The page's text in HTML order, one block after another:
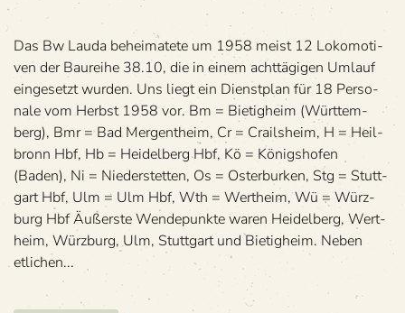
38
Bw Lauda
Das Bw Lauda behei­ma­tete um 1958 meist 12 Loko­mo­ti­
ven der Bau­reihe 38.10, die in einem acht­tä­gi­gen Umlauf
ein­ge­setzt wur­den. Uns liegt ein Dienst­plan für 18 Per­so­
nale vom Herbst 1958 vor. Bm = Bie­tig­heim (Würt­tem­
berg), Bmr = Bad Mer­gen­theim, Cr = Crails­heim, H = Heil­
bronn Hbf, Hb = Hei­del­berg Hbf, Kö = Königs­ho­fen
(Baden), Ni = Nie­der­stet­ten, Os = Oster­bur­ken, Stg = Stutt­
gart Hbf, Ulm = Ulm Hbf, Wth = Wert­heim, Wü = Würz­
burg Hbf Äußerste Wen­de­punkte waren Hei­del­berg, Wert­
heim, Würz­burg, Ulm, Stutt­gart und Bie­tig­heim. Neben
etli­chen...